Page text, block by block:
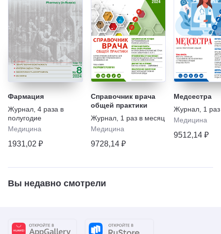
Фармация
Журнал 4 раза в
полугодие
Медицина
1931,02 ₽
Справочник врача
общей практики
Журнал 1 раз в месяц
Медицина
9728,14 ₽
Медсестра
Журнал 1
Медицина
9512,14 ₽
Вы недавно смотрели